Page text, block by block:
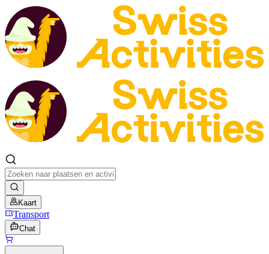
Kaart
Transport
Chat